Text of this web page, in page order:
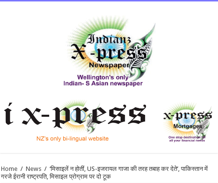
Home / News / ‘मिसाइलें न होतीं, US-इजरायल गाजा की तरह तबाह कर देते’, पाकिस्तान में
गरजे ईरानी राष्ट्रपति, मिसाइल प्रोग्राम पर दो टूक